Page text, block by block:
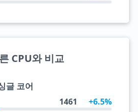
CPU와 비교
글 코어
1461 +6.5%